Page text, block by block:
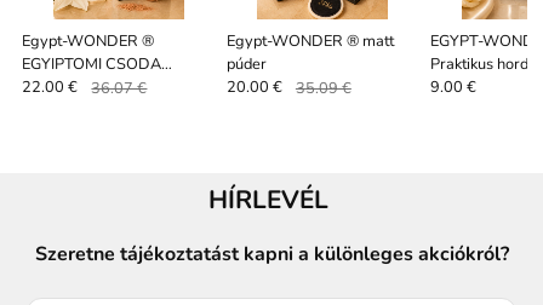
Egypt-WONDER ®
EGYIPTOMI CSODA
agyagedényben"Az
22.00 € 36.07 €
Egypt-WONDER ® matt
púder
20.00 € 35.09 €
EGYPT-
Praktikus
szűrővel az
9.00 €
HÍRLEVÉL
Szeretne tájékoztatást kapni a különleges akciókról?